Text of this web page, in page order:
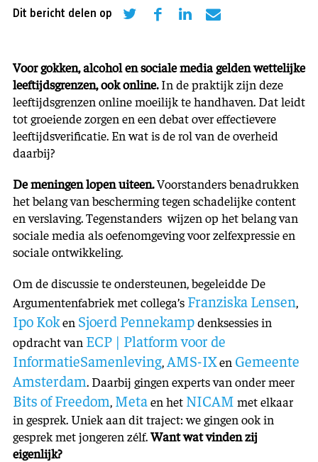
Dit bericht delen op
Voor gokken, alcohol en sociale media gelden wettelijke
leeftijdsgrenzen, ook online.In de praktijk zijn deze
leeftijdsgrenzen online moeilijk te handhaven. Dat leidt
tot groeiende zorgen en een debat over effectievere
leeftijdsverificatie. En wat is de rol van de overheid
daarbij?
De meningen lopen uiteen.Voorstanders benadrukken
het belang van bescherming tegen schadelijke content
en verslaving. Tegenstanders wijzen op het belang van
sociale media als oefenomgeving voor zelfexpressie en
sociale ontwikkeling.
Om de discussie te ondersteunen, begeleidde De
Argumentenfabriek met collega’s Franziska Lensen,
Ipo Koken Sjoerd Pennekampdenksessies in
opdracht van ECP | Platform voor de
InformatieSamenleving, AMS-IXen Gemeente
Amsterdam. Daarbij gingen experts van onder meer
Bits of Freedom, Metaen het NICAM met elkaar
in gesprek. Uniek aan dit traject: we gingen ook in
gesprek met jongeren zélf.Want wat vinden zij
eigenlijk?